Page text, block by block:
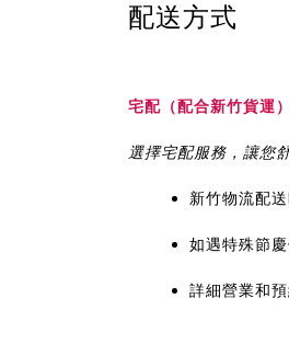
配送方式
宅配（配合新竹貨運）
選擇宅配服務，讓您
新竹物流配
如遇特殊節
詳細營業和